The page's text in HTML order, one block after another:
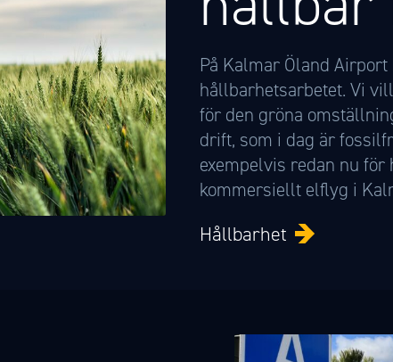
På Kalmar Öland
hållbarhetsarbetet. Vi
för den gröna
drift, som i dag är
exempelvis redan nu
kommersiellt elflyg i
Hållbarhet